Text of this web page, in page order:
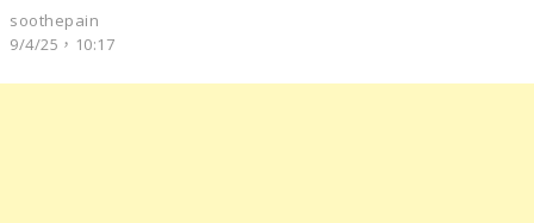
soothepain
9/4/25，10:17